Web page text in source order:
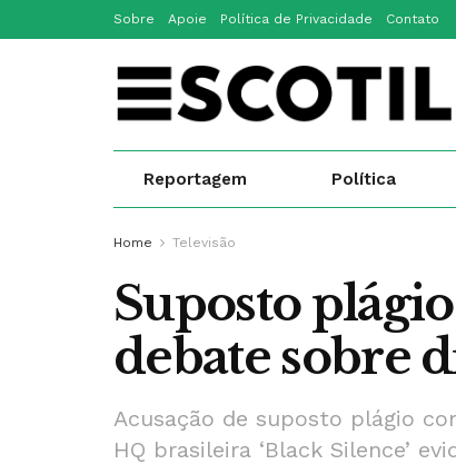
Sobre Apoie Política de Privacidade Contato
Reportagem Política
Home Televisão
Suposto plágio
debate sobre
Acusação de suposto plágio
HQ brasileira ‘Black Silence’